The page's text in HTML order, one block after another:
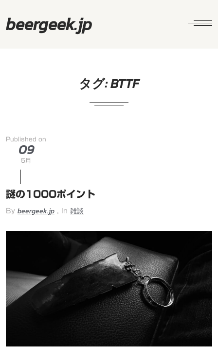
beergeek.jp
タグ:BTTF
Published on
09
5月
謎の1000ポイント
By beergeek.jp , In 雑談